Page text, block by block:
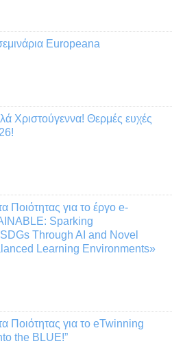
Europeana
Χριστούγεννα! Θερμές ευχές
Ποιότητας για το έργο e-
Sparking
Through AI and Novel
Learning Environments»
Ποιότητας για το eTwinning
the BLUE!”